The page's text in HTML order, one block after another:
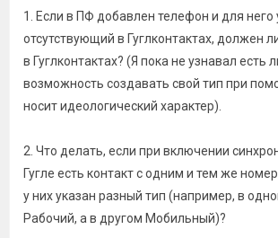
1. Если в ПФ добавлен телефон и для него
отсутствующий в Гуглконтактах, должен
в Гуглконтактах? (Я пока не узнавал есть
возможность создавать свой тип при
носит идеологический характер).
2. Что делать, если при включении
Гугле есть контакт с одним и тем же
у них указан разный тип (например, в
Рабочий, а в другом Мобильный)?